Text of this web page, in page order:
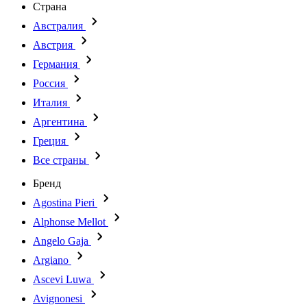
Страна
Австралия
Австрия
Германия
Россия
Италия
Аргентина
Греция
Все страны
Бренд
Agostina Pieri
Alphonse Mellot
Angelo Gaja
Argiano
Ascevi Luwa
Avignonesi